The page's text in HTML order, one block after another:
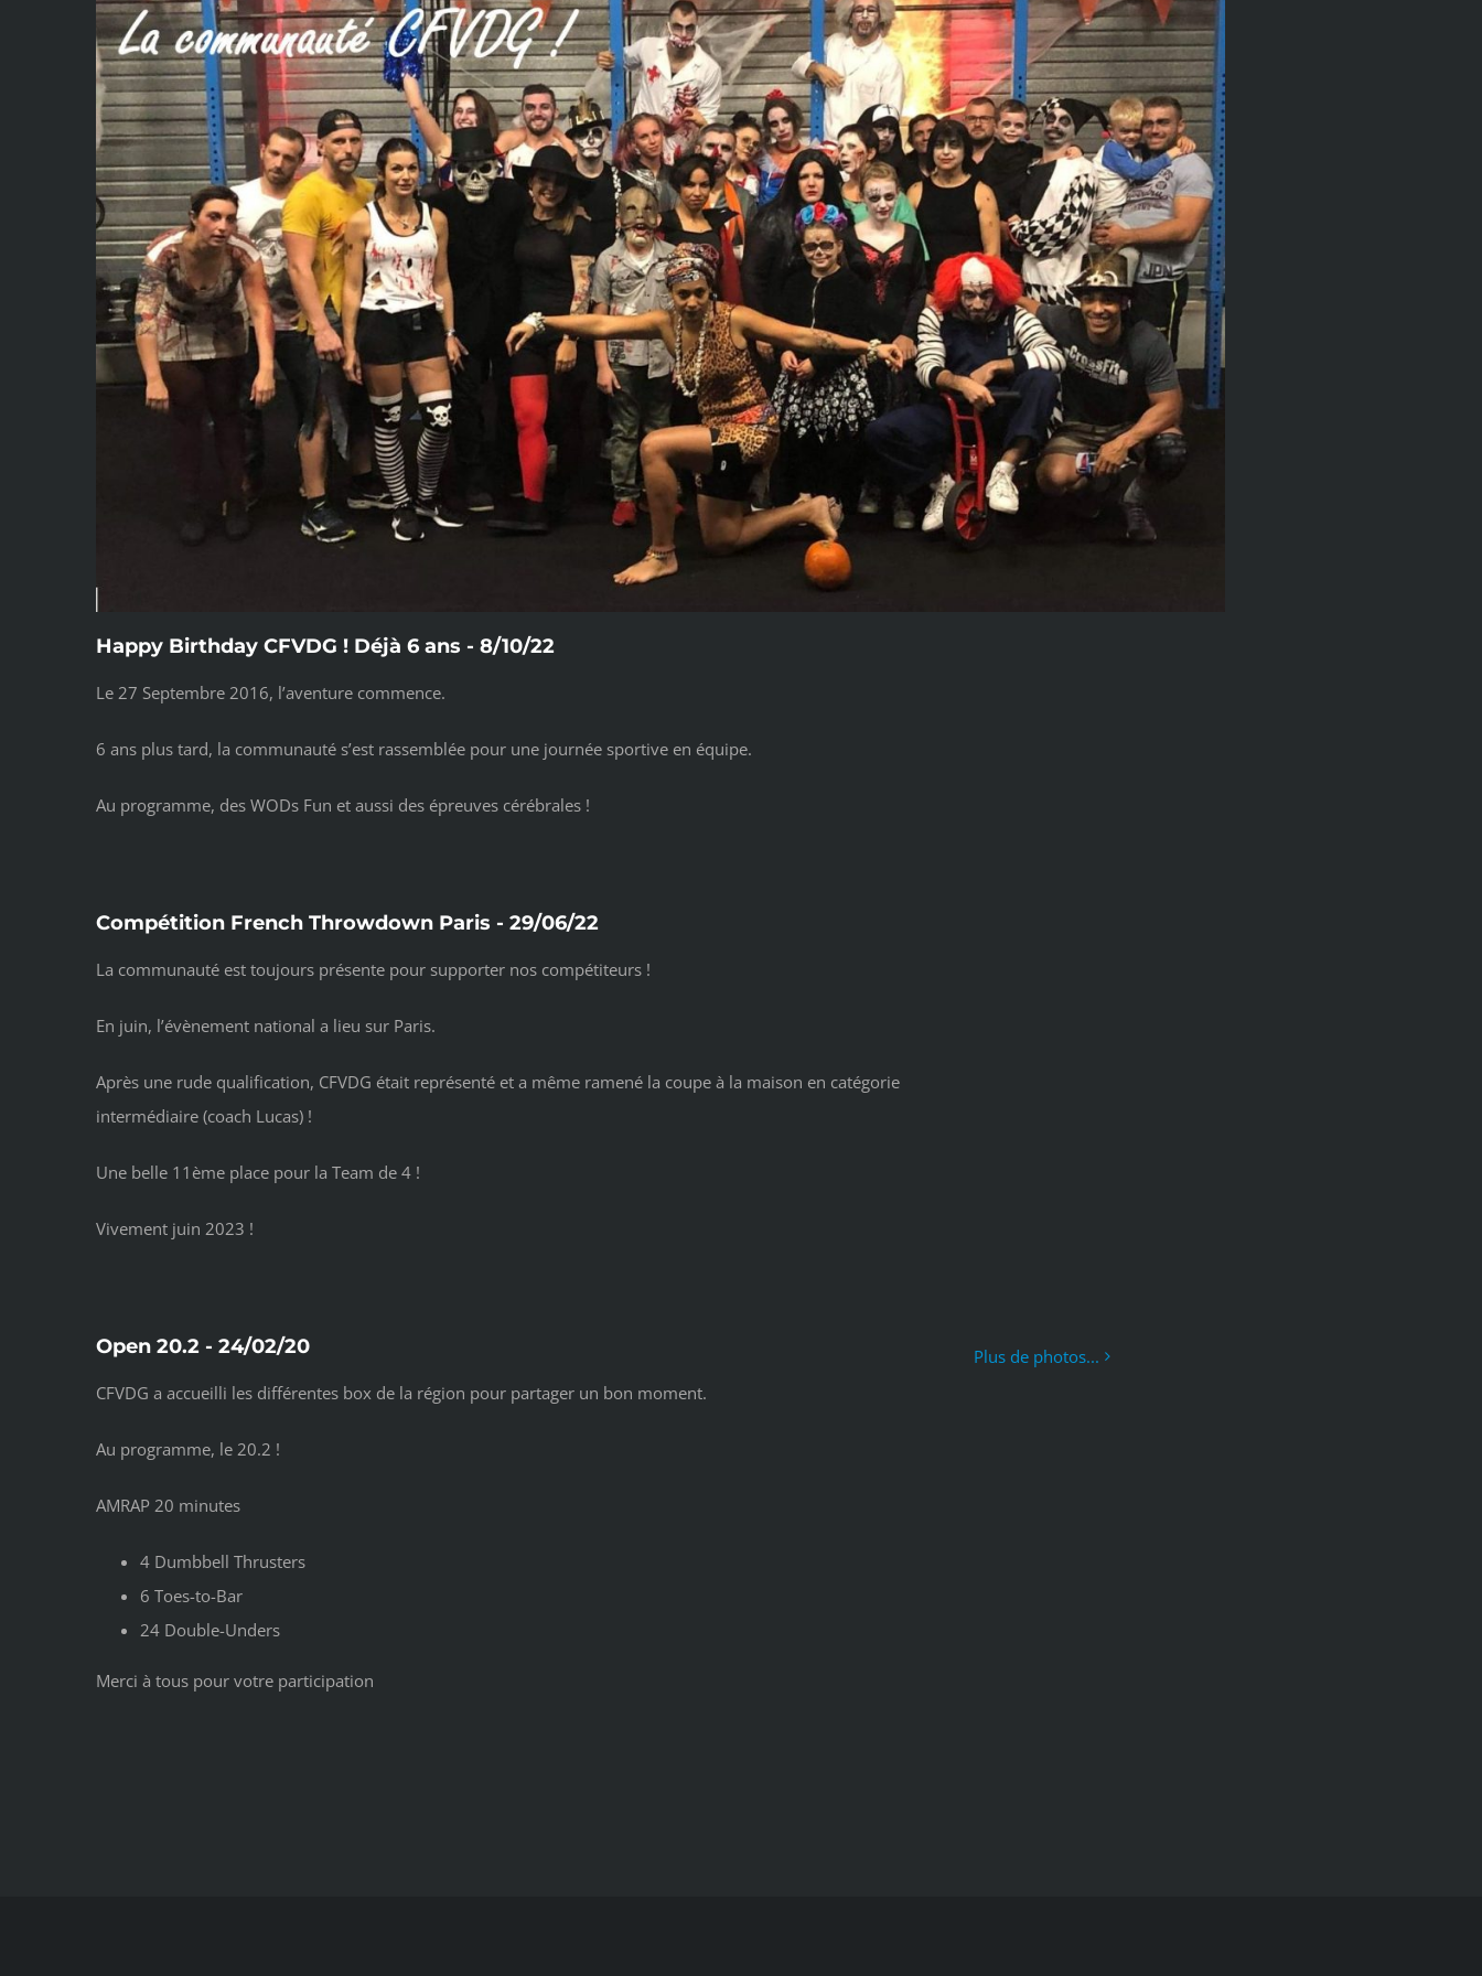
Happy Birthday CFVDG ! Déjà 6 ans - 8/10/22
Le 27 Septembre 2016, l’aventure commence.
6 ans plus tard, la communauté s’est rassemblée pour une journée sportive en équipe.
Au programme, des WODs Fun et aussi des épreuves cérébrales !
Compétition French Throwdown Paris - 29/06/22
La communauté est toujours présente pour supporter nos compétiteurs !
En juin, l’évènement national a lieu sur Paris.
Après une rude qualification, CFVDG était représenté et a même ramené la coupe à la maison en catégorie
intermédiaire (coach Lucas) !
Une belle 11ème place pour la Team de 4 !
Vivement juin 2023 !
Open 20.2 - 24/02/20
CFVDG a accueilli les différentes box de la région pour partager un bon moment.
Au programme, le 20.2 !
AMRAP 20 minutes
4 Dumbbell Thrusters
6 Toes-to-Bar
24 Double-Unders
Merci à tous pour votre participation
Plus de photos...